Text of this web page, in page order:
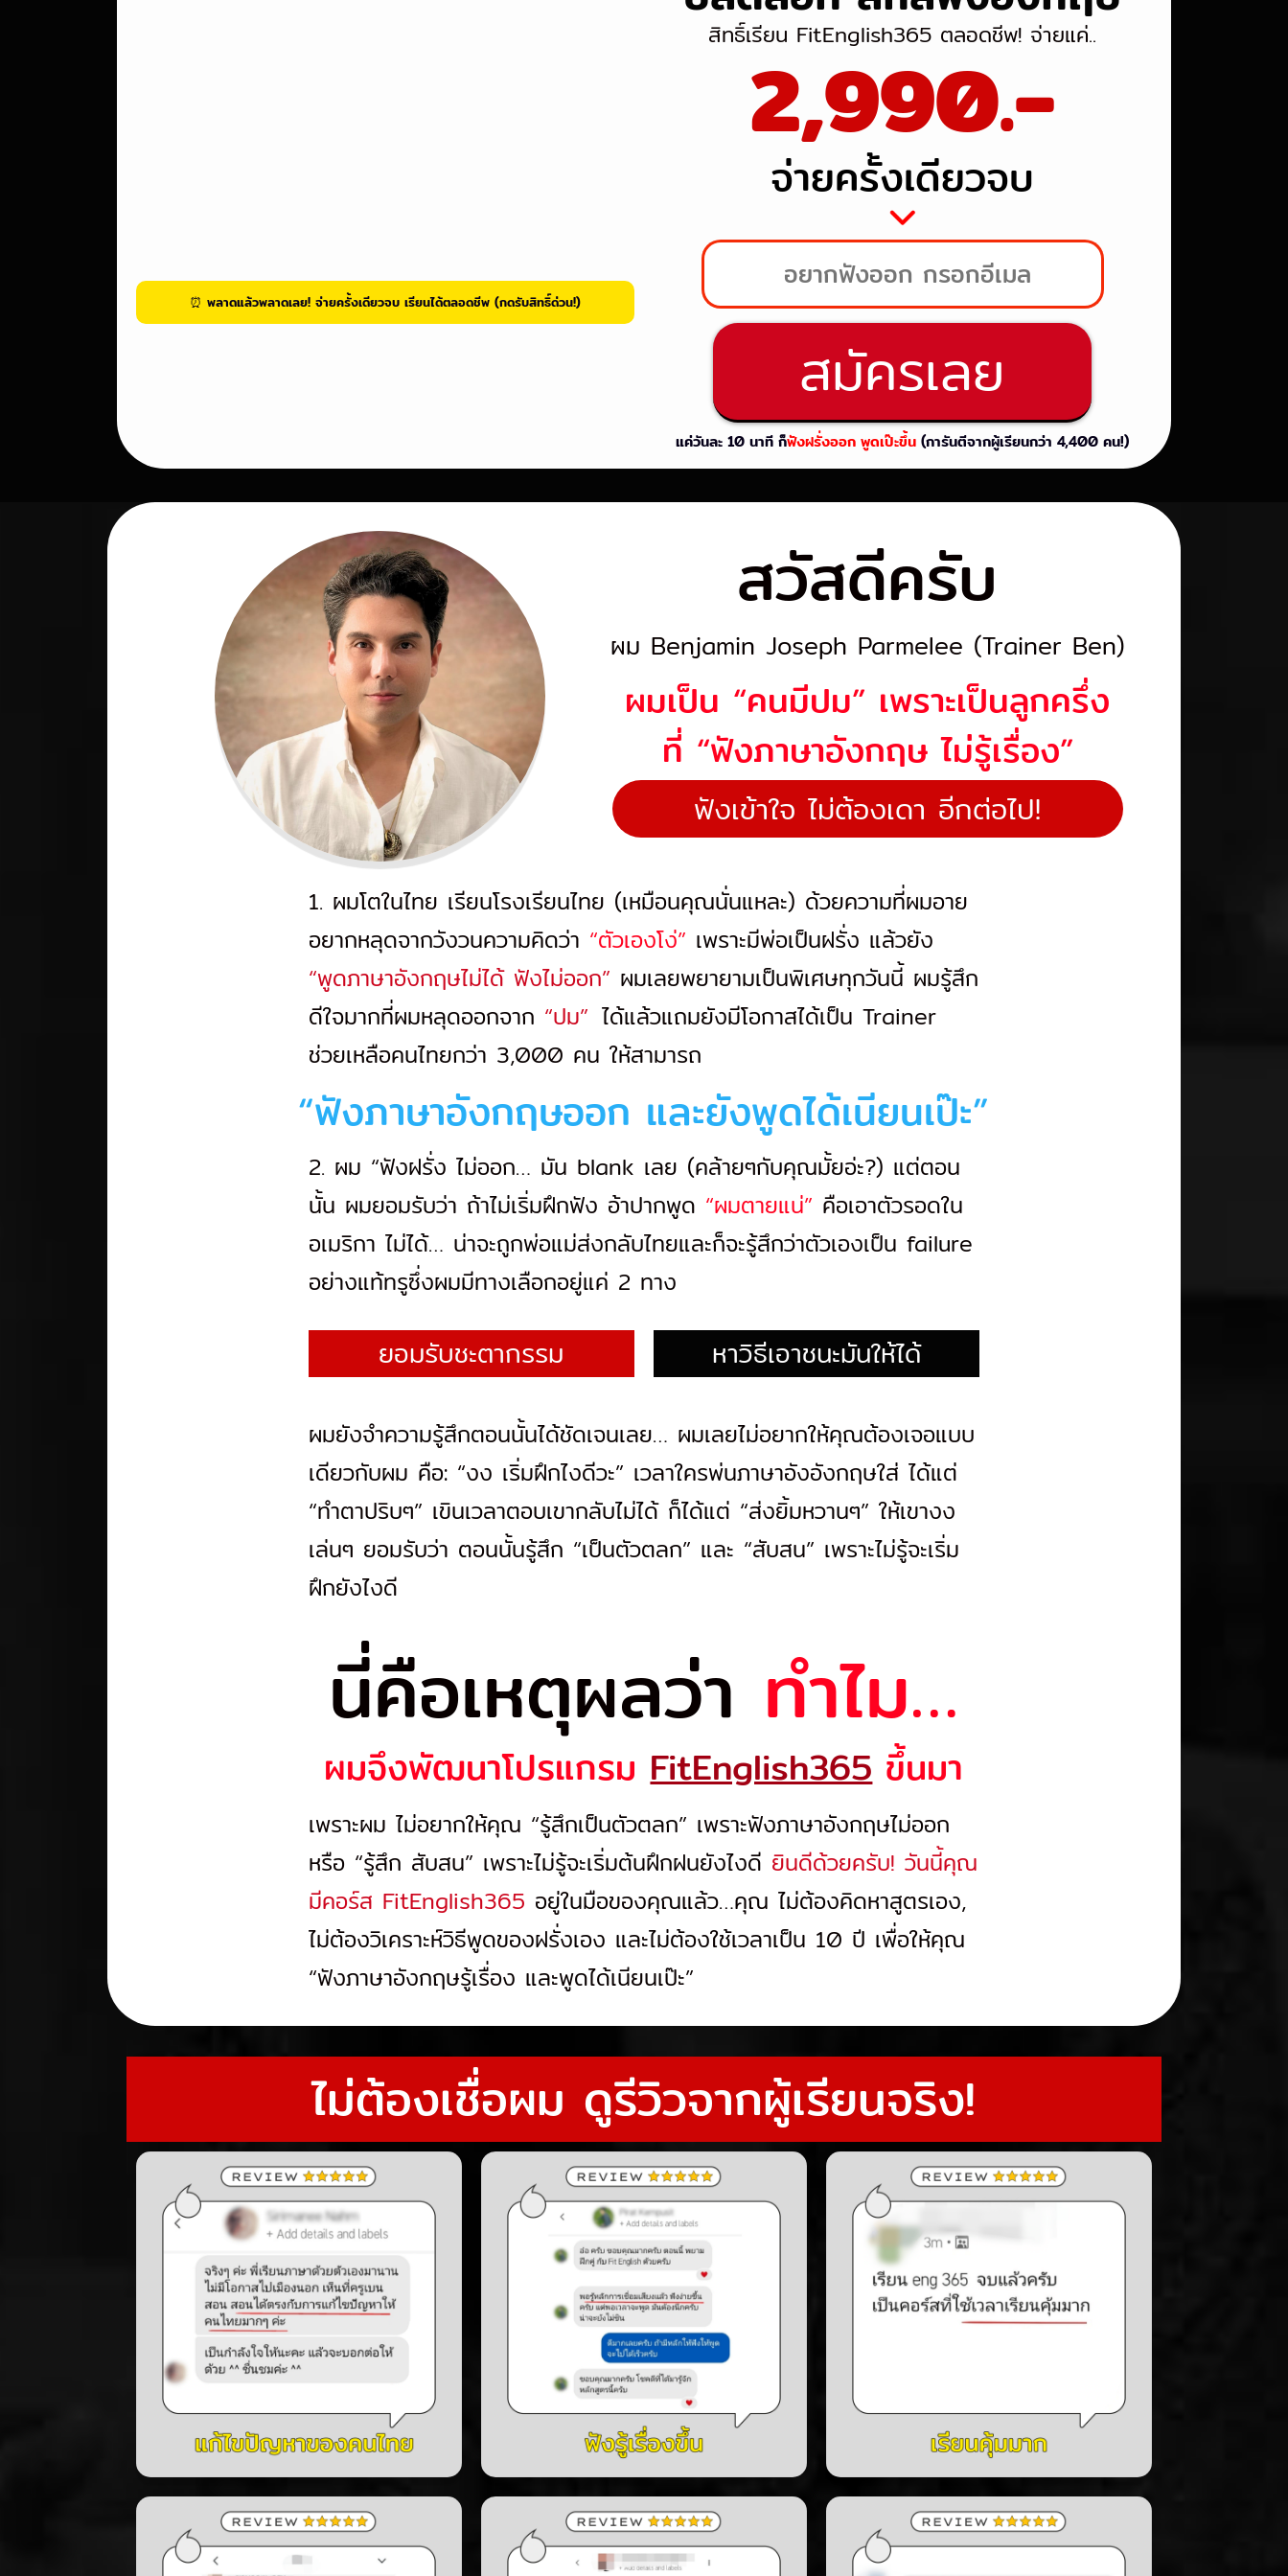
⏰ พลาดแล้วพลาดเลย! จ่ายครั้งเดียวจบ เรียนได้ตลอดชีพ (กดรับสิทธิ์ด่วน!)
สิทธิ์เรียน FitEnglish365 ตลอดชีพ! จ่ายแค่..
2,990.-
จ่ายครั้งเดียวจบ
สมัครเลย
แค่วันละ 10 นาที ก็ฟังฝรั่งออก พูดเป๊ะขึ้น (การันตีจากผู้เรียนกว่า 4,400 คน!)
สวัสดีครับ
ผม Benjamin Joseph Parmelee (Trainer Ben)
ผมเป็น “คนมีปม” เพราะเป็นลูกครึ่ง
ที่ “ฟังภาษาอังกฤษ ไม่รู้เรื่อง”
ฟังเข้าใจ ไม่ต้องเดา อีกต่อไป!
1. ผมโตในไทย เรียนโรงเรียนไทย (เหมือนคุณนั่นแหละ) ด้วยความที่ผมอาย
อยากหลุดจากวังวนความคิดว่า “ตัวเองโง่” เพราะมีพ่อเป็นฝรั่ง แล้วยัง
“พูดภาษาอังกฤษไม่ได้ ฟังไม่ออก” ผมเลยพยายามเป็นพิเศษทุกวันนี้ ผมรู้สึก
ดีใจมากที่ผมหลุดออกจาก “ปม” ได้แล้วแถมยังมีโอกาสได้เป็น Trainer
ช่วยเหลือคนไทยกว่า 3,000 คน ให้สามารถ
“ฟังภาษาอังกฤษออก และยังพูดได้เนียนเป๊ะ”
2. ผม “ฟังฝรั่ง ไม่ออก… มัน blank เลย (คล้ายๆกับคุณมั้ยอ่ะ?) แต่ตอน
นั้น ผมยอมรับว่า ถ้าไม่เริ่มฝึกฟัง อ้าปากพูด “ผมตายแน่” คือเอาตัวรอดใน
อเมริกา ไม่ได้… น่าจะถูกพ่อแม่ส่งกลับไทยและก็จะรู้สึกว่าตัวเองเป็น failure
อย่างแท้ทรูซึ่งผมมีทางเลือกอยู่แค่ 2 ทาง
ยอมรับชะตากรรม หาวิธีเอาชนะมันให้ได้
ผมยังจำความรู้สึกตอนนั้นได้ชัดเจนเลย… ผมเลยไม่อยากให้คุณต้องเจอแบบ
เดียวกับผม คือ: “งง เริ่มฝึกไงดีวะ” เวลาใครพ่นภาษาอังอังกฤษใส่ ได้แต่
“ทำตาปริบๆ” เขินเวลาตอบเขากลับไม่ได้ ก็ได้แต่ “ส่งยิ้มหวานๆ” ให้เขางง
เล่นๆ ยอมรับว่า ตอนนั้นรู้สึก “เป็นตัวตลก” และ “สับสน” เพราะไม่รู้จะเริ่ม
ฝึกยังไงดี
นี่คือเหตุผลว่า ทำไม…
ผมจึงพัฒนาโปรแกรมFitEnglish365ขึ้นมา
เพราะผม ไม่อยากให้คุณ “รู้สึกเป็นตัวตลก” เพราะฟังภาษาอังกฤษไม่ออก
หรือ “รู้สึก สับสน” เพราะไม่รู้จะเริ่มต้นฝึกฝนยังไงดี ยินดีด้วยครับ! วันนี้คุณ
มีคอร์ส FitEnglish365 อยู่ในมือของคุณแล้ว…คุณ ไม่ต้องคิดหาสูตรเอง,
ไม่ต้องวิเคราะห์วิธีพูดของฝรั่งเอง และไม่ต้องใช้เวลาเป็น 10 ปี เพื่อให้คุณ
“ฟังภาษาอังกฤษรู้เรื่อง และพูดได้เนียนเป๊ะ”
ไม่ต้องเชื่อผม ดูรีวิวจากผู้เรียนจริง!